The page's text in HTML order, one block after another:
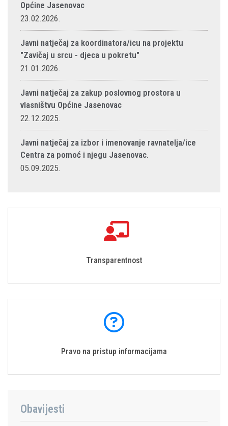
Općine Jasenovac
23.02.2026.
Javni natječaj za koordinatora/icu na projektu
"Zavičaj u srcu - djeca u pokretu"
21.01.2026.
Javni natječaj za zakup poslovnog prostora u
vlasništvu Općine Jasenovac
22.12.2025.
Javni natječaj za izbor i imenovanje ravnatelja/ice
Centra za pomoć i njegu Jasenovac.
05.09.2025.
Transparentnost
Pravo na pristup informacijama
Obavijesti